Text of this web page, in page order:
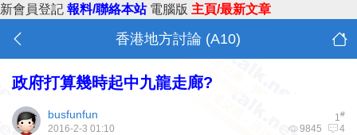
新會員登記 報料/聯絡本站 電腦版 主頁/最新文章
香港地方討論 (A10)
政府打算幾時起中九龍走廊?
1#
busfunfun
9845 4
2016-2-3 01:10